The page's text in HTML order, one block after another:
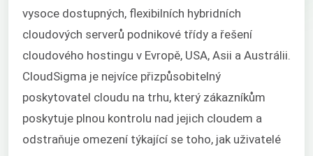
vysoce dostupných, flexibilních hybridních
cloudových serverů podnikové třídy a řešení
cloudového hostingu v Evropě, USA, Asii a Austrálii.
CloudSigma je nejvíce přizpůsobitelný
poskytovatel cloudu na trhu, který zákazníkům
poskytuje plnou kontrolu nad jejich cloudem a
odstraňuje omezení týkající se toho, jak uživatelé